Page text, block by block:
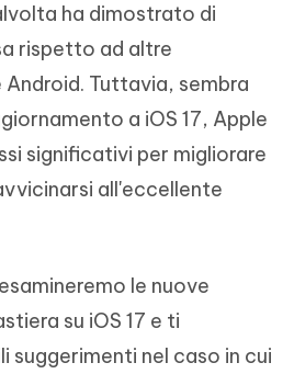
ha dimostrato di
rispetto ad altre
Tuttavia, sembra
a iOS 17, Apple
significativi per migliorare
all'eccellente
le nuove
su iOS 17 e ti
suggerimenti nel caso in cui